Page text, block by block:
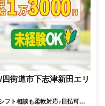
街道市下志津新田エリ
フト相談も柔軟対応♪日払可◎